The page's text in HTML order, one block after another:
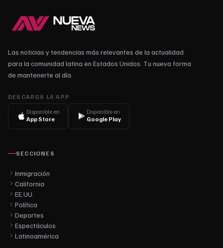
Las noticias y tendencias más relevantes de la actualidad
para la comunidad latina en Estados Unidos. Tu nueva forma
de mantenerte al día.
DESCARGA LA APP
Disponible en
App Store
Disponible en
Google Play
SECCIONES
Inmigración
California
EE.UU.
Política
Deportes
Espectáculos
Latinoamérica